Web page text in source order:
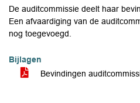
De auditcommissie deelt haar
Een afvaardiging van de
nog toegevoegd.
Bijlagen
Bevindingen